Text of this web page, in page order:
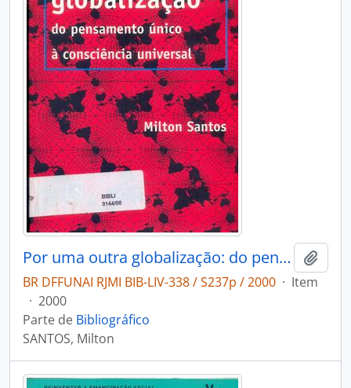
Por uma outra globalização: do pensamento único à consciência universal.
BR DFFUNAI RJMI BIB-LIV-338 / S237p / 2000 · Item
· 2000
Parte de Bibliográfico
SANTOS, Milton